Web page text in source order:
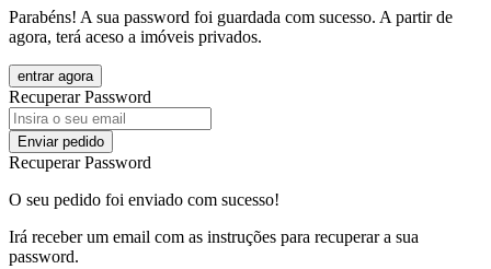
Parabéns! A sua password foi guardada com sucesso. A partir de
agora, terá aceso a imóveis privados.
entrar agora
Recuperar Password
Enviar pedido
Recuperar Password
O seu pedido foi enviado com sucesso!
Irá receber um email com as instruções para recuperar a sua
password.